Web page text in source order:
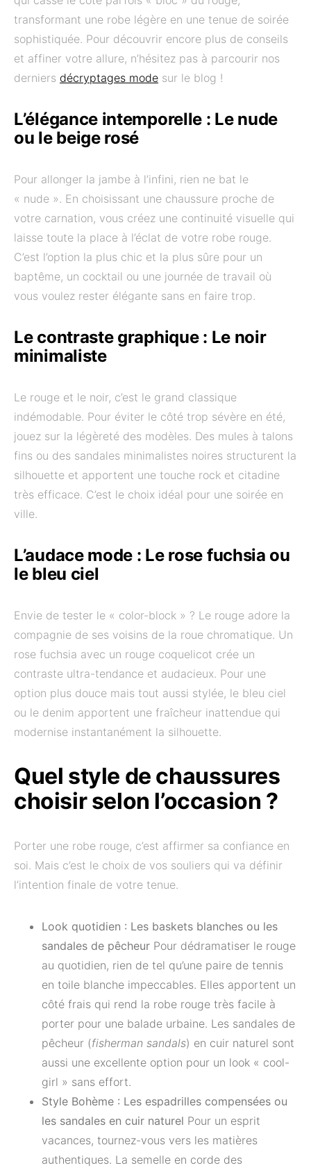
transformant une robe légère en une tenue de soirée
sophistiquée. Pour découvrir encore plus de conseils
et affiner votre allure, n’hésitez pas à parcourir nos
derniers décryptages mode sur le blog !
L’élégance intemporelle : Le nude
ou le beige rosé
Pour allonger la jambe à l’infini, rien ne bat le
« nude ». En choisissant une chaussure proche de
votre carnation, vous créez une continuité visuelle qui
laisse toute la place à l’éclat de votre robe rouge.
C’est l’option la plus chic et la plus sûre pour un
baptême, un cocktail ou une journée de travail où
vous voulez rester élégante sans en faire trop.
Le contraste graphique : Le noir
minimaliste
Le rouge et le noir, c’est le grand classique
indémodable. Pour éviter le côté trop sévère en été,
jouez sur la légèreté des modèles. Des mules à talons
fins ou des sandales minimalistes noires structurent la
silhouette et apportent une touche rock et citadine
très efficace. C’est le choix idéal pour une soirée en
ville.
L’audace mode : Le rose fuchsia ou
le bleu ciel
Envie de tester le « color-block » ? Le rouge adore la
compagnie de ses voisins de la roue chromatique. Un
rose fuchsia avec un rouge coquelicot crée un
contraste ultra-tendance et audacieux. Pour une
option plus douce mais tout aussi stylée, le bleu ciel
ou le denim apportent une fraîcheur inattendue qui
modernise instantanément la silhouette.
Quel style de chaussures
choisir selon l’occasion ?
Porter une robe rouge, c’est affirmer sa confiance en
soi. Mais c’est le choix de vos souliers qui va définir
l’intention finale de votre tenue.
Look quotidien : Les baskets blanches ou les
sandales de pêcheur Pour dédramatiser le rouge
au quotidien, rien de tel qu’une paire de tennis
en toile blanche impeccables. Elles apportent un
côté frais qui rend la robe rouge très facile à
porter pour une balade urbaine. Les sandales de
pêcheur (fisherman sandals) en cuir naturel sont
aussi une excellente option pour un look « cool-
girl » sans effort.
Style Bohème : Les espadrilles compensées ou
les sandales en cuir naturel Pour un esprit
vacances, tournez-vous vers les matières
authentiques. La semelle en corde des